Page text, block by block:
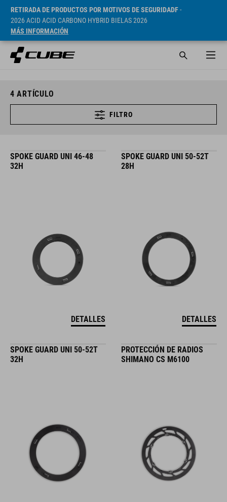
RETIRADA DE PRODUCTOS POR MOTIVOS DE SEGURIDADF-
2026 ACID ACID CARBONO HYBRID BIELAS 2026
MÁS INFORMACIÓN
4 ARTÍCULO
FILTRO
SPOKE GUARD UNI 46-48
32H
DETALLES
SPOKE GUARD UNI 50-52T
28H
DETALLES
SPOKE GUARD UNI 50-52T
32H
PROTECCIÓN DE RADIOS
SHIMANO CS M6100